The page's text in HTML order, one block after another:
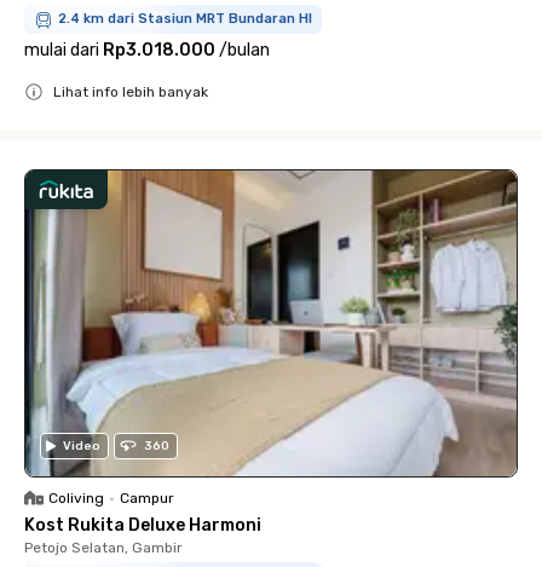
2.4 km dari Stasiun MRT Bundaran HI
mulai dari Rp3.018.000 /bulan
Lihat info lebih banyak
Video 360
Coliving • Campur
Kost Rukita Deluxe Harmoni
Petojo Selatan, Gambir